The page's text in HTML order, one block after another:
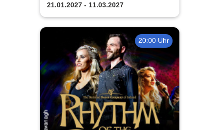
21.01.2027 - 11.03.2027
20:00 Uhr